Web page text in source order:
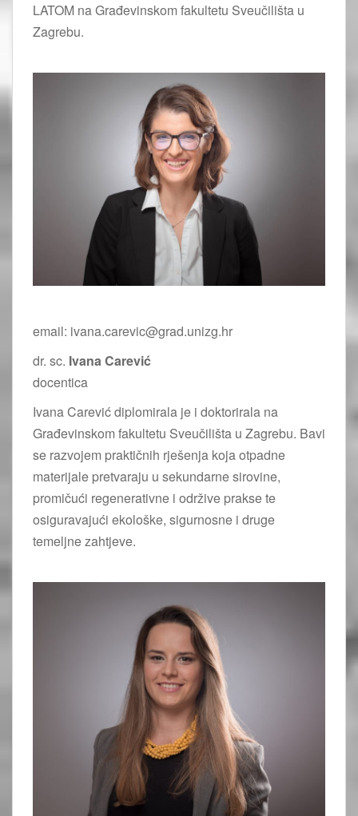
LATOM na Građevinskom fakultetu Sveučilišta u
Zagrebu.
email: ivana.carevic@grad.unizg.hr
dr. sc. Ivana Carević
docentica
Ivana Carević diplomirala je i doktorirala na
Građevinskom fakultetu Sveučilišta u Zagrebu. Bavi
se razvojem praktičnih rješenja koja otpadne
materijale pretvaraju u sekundarne sirovine,
promičući regenerativne i održive prakse te
osiguravajući ekološke, sigurnosne i druge
temeljne zahtjeve.